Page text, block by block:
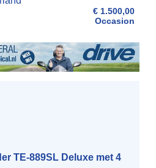
is tevens uitgevoerd met ...
€ 1.500,00
Occasion
TE-889SL Deluxe met 4